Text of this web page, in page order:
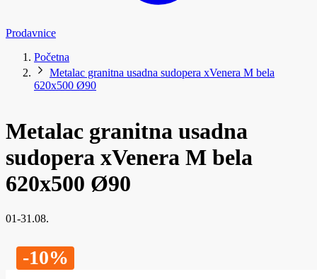
Prodavnice
Početna
Metalac granitna usadna sudopera xVenera M bela
620x500 Ø90
Metalac granitna usadna
sudopera xVenera M bela
620x500 Ø90
01-31.08.
-10%